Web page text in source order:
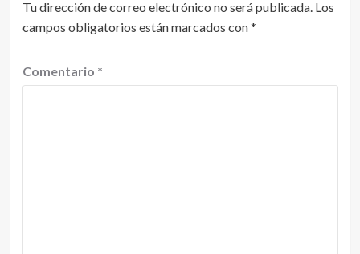
Tu dirección de correo electrónico no será publicada. Los
campos obligatorios están marcados con*
Comentario *